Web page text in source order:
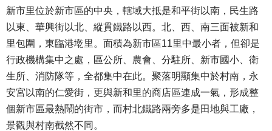
新市里位於新市區的中央，轄域大抵是和平街以南，民生路
以東、華興街以北、縱貫鐵路以西。北、西、南三面被新和
里包圍，東臨港墘里。面積為新市區11里中最小者，但卻是
行政機構集中之處，區公所、農會、分駐所、新市國小、衛
生所、消防隊等，全都集中在此。聚落明顯集中於村南，永
安宮以南的仁愛街，更與新和里的商店區連成一氣，形成整
個新市區最熱鬧的街市，而村北鐵路兩旁多是田地與工廠，
景觀與村南截然不同。